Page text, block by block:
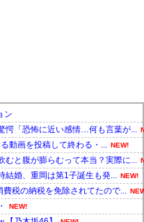
ン
愕「恐怖に近い感情…何も言葉が...
動画を投稿して終わる・... NEW!
むと腹が膨らむって本当？実際に...
結婚、重岡は第1子誕生も発... NEW!
費税の納税を免除されてたので...
NEW!